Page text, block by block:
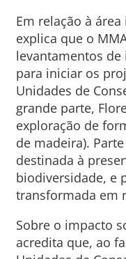
Em relação à
explica que o
levantamentos
para iniciar os
Unidades de
grande parte,
exploração de
de madeira).
destinada à
biodiversidade, e
transformada em
Sobre o impacto
acredita que, ao